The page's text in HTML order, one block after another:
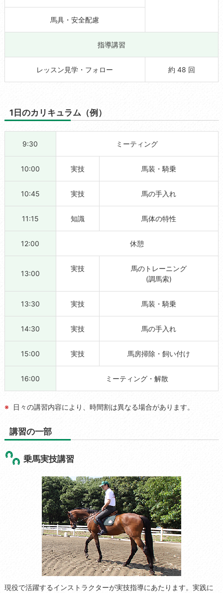
馬具・安全配慮
指導講習
レッスン見学・フォロー 約 48 回
1日のカリキュラム（例）
9:30 ミーティング
10:00 実技 馬装・騎乗
10:45 実技 馬の手入れ
11:15 知識 馬体の特性
12:00 休憩
13:00
実技
馬のトレーニング
(調馬索)
13:30 実技 馬装・騎乗
14:30 実技 馬の手入れ
15:00 実技 馬房掃除・飼い付け
16:00 ミーティング・解散
日々の講習内容により、時間割は異なる場合があります。
講習の一部
乗馬実技講習
現役で活躍するインストラクターが実技指導にあたります。実践に